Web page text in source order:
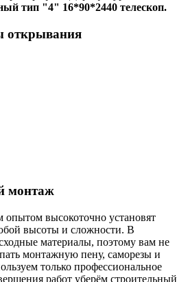
тип "4" 16*90*2440 телескоп.
открывания
монтаж
высокоточно установят
высоты и сложности. В
материалы, поэтому вам не
монтажную пену, саморезы и
только профессиональное
работ уберём строительный